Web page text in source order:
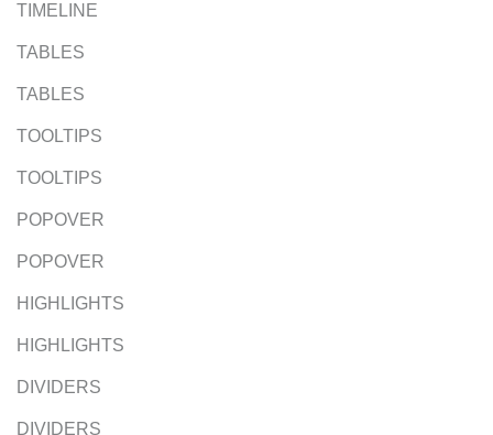
TIMELINE
TABLES
TABLES
TOOLTIPS
TOOLTIPS
POPOVER
POPOVER
HIGHLIGHTS
HIGHLIGHTS
DIVIDERS
DIVIDERS